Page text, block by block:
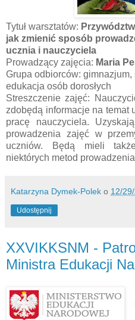
Tytuł warsztatów:
jak zmienić sposób
ucznia i nauczyciela
Prowadzący zajęcia: Maria
Grupa odbiorców: gimnazjum,
edukacja osób dorosłych
Streszczenie zajęć:
zdobędą informacje na temat
pracę nauczyciela.
prowadzenia zajęć w
uczniów. Będą mieli
niektórych metod
Katarzyna Dymek-Polek o 12/
Udostępnij
XXVIKKSNM -
Ministra Edukacji